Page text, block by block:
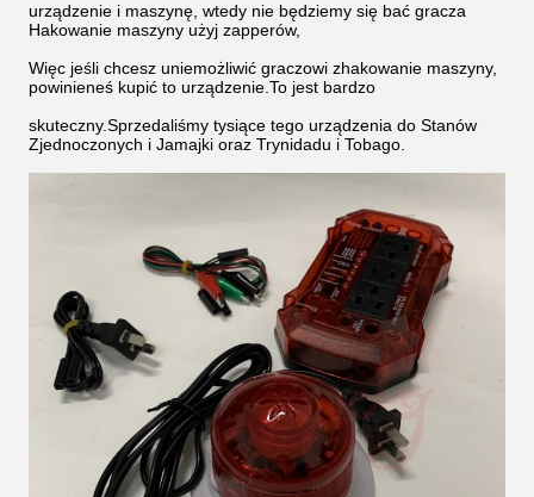
urządzenie i maszynę, wtedy nie będziemy się bać gracza
Hakowanie maszyny użyj zapperów,
Więc jeśli chcesz uniemożliwić graczowi zhakowanie maszyny,
powinieneś kupić to urządzenie.To jest bardzo
skuteczny.Sprzedaliśmy tysiące tego urządzenia do Stanów
Zjednoczonych i Jamajki oraz Trynidadu i Tobago.